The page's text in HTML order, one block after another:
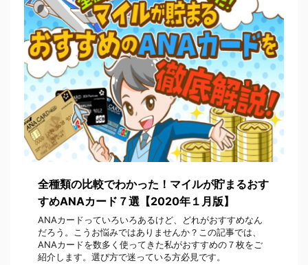
全種類の比較でわかった！マイルが貯まるおす
すめANAカード７選【2020年１月版】
ANAカードっていろいろあるけど、どれがおすすめなん
だろう。こうお悩みではありませんか？この記事では、
ANAカードを数多く使ってきた私がおすすめの７枚をご
紹介します。選び方で迷っている方必見です。